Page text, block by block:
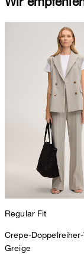
Regular Fit
Crepe-
Greige